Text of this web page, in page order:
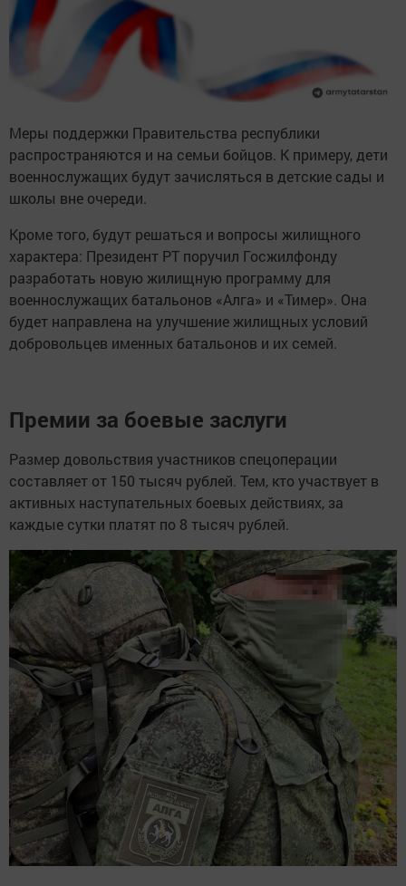
Меры поддержки Правительства республики
распространяются и на семьи бойцов. К примеру, дети
военнослужащих будут зачисляться в детские сады и
школы вне очереди.
Кроме того, будут решаться и вопросы жилищного
характера: Президент РТ поручил Госжилфонду
разработать новую жилищную программу для
военнослужащих батальонов «Алга» и «Тимер». Она
будет направлена на улучшение жилищных условий
добровольцев именных батальонов и их семей.
Премии за боевые заслуги
Размер довольствия участников спецоперации
составляет от 150 тысяч рублей. Тем, кто участвует в
активных наступательных боевых действиях, за
каждые сутки платят по 8 тысяч рублей.